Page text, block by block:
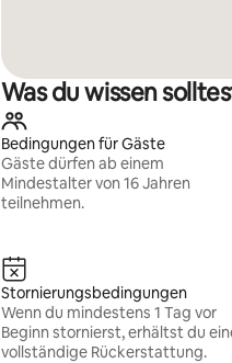
Was du wissen
Bedingungen für Gäste
Gäste dürfen ab einem
Mindestalter von 16 Jahren
teilnehmen.
Stornierungsbedingungen
Wenn du mindestens 1 Tag vor
Beginn stornierst, erhältst du
vollständige Rückerstattung.